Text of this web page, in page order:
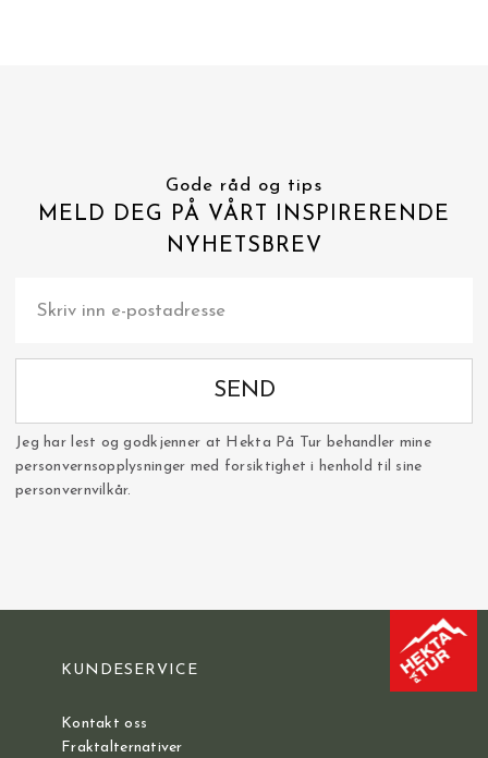
Gode råd og tips
MELD DEG PÅ VÅRT INSPIRERENDE
NYHETSBREV
SEND
Jeg har lest og godkjenner at Hekta På Tur behandler mine
personvernsopplysninger med forsiktighet i henhold til sine
personvernvilkår.
KUNDESERVICE
Kontakt oss
Fraktalternativer